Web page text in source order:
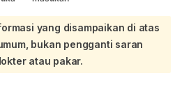
sedikit bercak coklat, itu
perubahan hormon setelah haid
subur. Selama tidak berbau tidak
nyeri perut bawah, dan tidak
biasanya tidak berbahaya. Namun,
banyak, berulang terus, disertai
yang disampaikan di atas
bukan pengganti saran
atau pakar.